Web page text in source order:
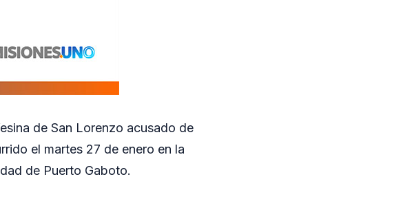
de San Lorenzo acusado de
el martes 27 de enero en la
de Puerto Gaboto.